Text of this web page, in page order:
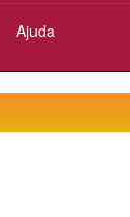
Ajuda